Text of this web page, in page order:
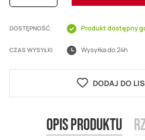
DOSTĘPNOŚĆ Produkt dostępny
CZAS WYSYŁKI Wysyłka do 24h
DODAJ DO
Opis produktu